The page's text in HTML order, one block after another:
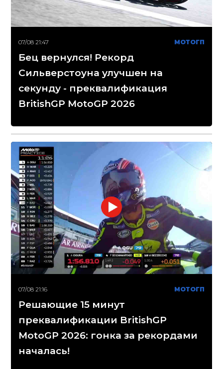
07/08 21:47 МОТОГП
Бец вернулся! Рекорд
Сильверстоуна улучшен на
секунду - преквалификация
BritishGP MotoGP 2026
07/08 21:16 МОТОГП
Решающие 15 минут
преквалификации BritishGP
MotoGP 2026: гонка за рекордами
началась!